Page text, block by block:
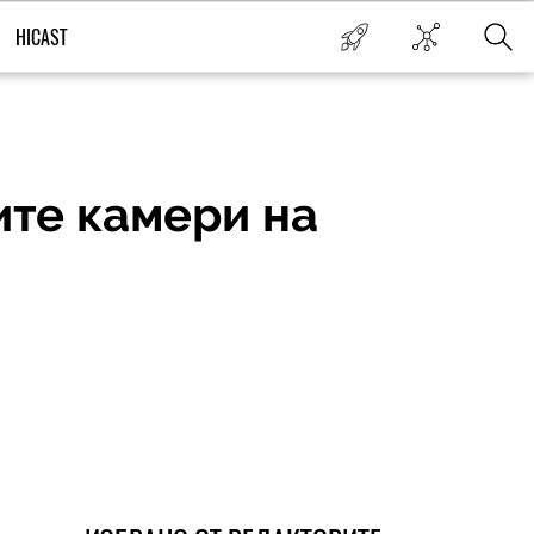
HICAST
камери на